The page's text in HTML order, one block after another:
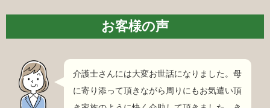
お客様の声
介護士さんには大変お世話になりました。母
に寄り添って頂きながら周りにもお気遣い頂